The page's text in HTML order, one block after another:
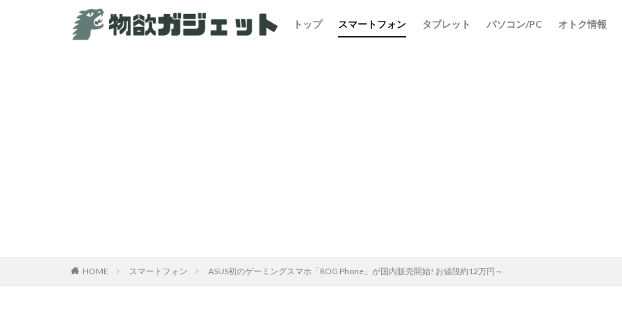
トップ スマートフォン タブレット パソコン/PC オトク情報
HOME スマートフォン ASUS初のゲーミングスマホ「ROG Phone」が国内販売開始! お値段約12万円～